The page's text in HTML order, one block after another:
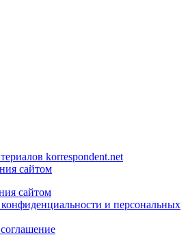
korrespondent.net
сайтом
сайтом
и персональных